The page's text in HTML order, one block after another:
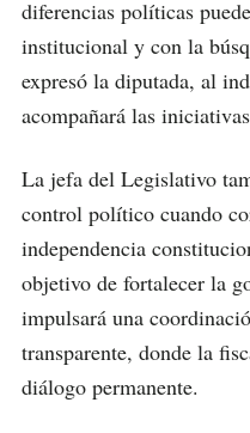
diferencias políticas
institucional y con la
expresó la diputada, al
acompañará las
La jefa del Legislativo
control político cuando
independencia
objetivo de fortalecer la
impulsará una
transparente, donde la
diálogo permanente.